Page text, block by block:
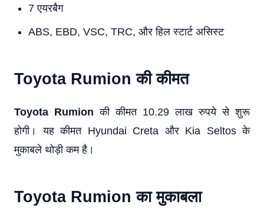
7 एयरबैग
ABS, EBD, VSC, TRC, और हिल स्टार्ट असिस्ट
Toyota Rumion की कीमत
Toyota Rumion की कीमत 10.29 लाख रुपये से शुरू
होगी। यह कीमत Hyundai Creta और Kia Seltos के
मुकाबले थोड़ी कम है।
Toyota Rumion का मुकाबला